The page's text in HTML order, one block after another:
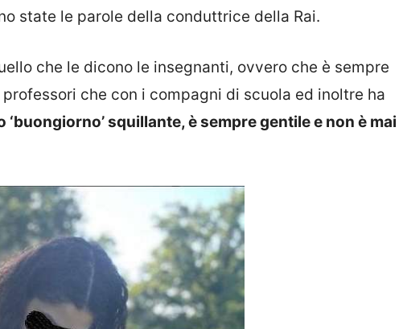
state le parole della conduttrice della Rai.
che le dicono le insegnanti, ovvero che è sempre
che con i compagni di scuola ed inoltre ha
‘buongiorno’ squillante, è sempre gentile e non è mai